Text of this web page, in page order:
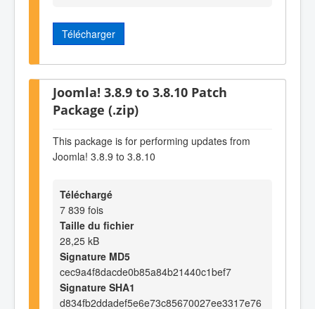
Télécharger
Joomla! 3.8.9 to 3.8.10 Patch
Package (.zip)
This package is for performing updates from
Joomla! 3.8.9 to 3.8.10
Téléchargé
7 839 fois
Taille du fichier
28,25 kB
Signature MD5
cec9a4f8dacde0b85a84b21440c1bef7
Signature SHA1
d834fb2ddadef5e6e73c85670027ee3317e76